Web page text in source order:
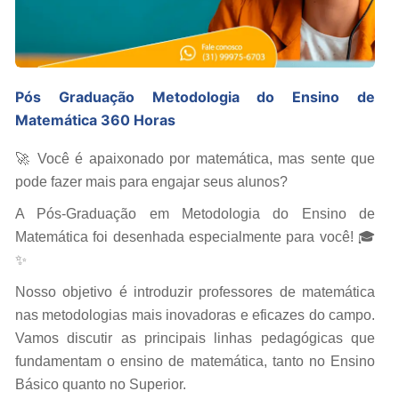
Pós Graduação Metodologia do Ensino de
Matemática 360 Horas
🚀 Você é apaixonado por matemática, mas sente que
pode fazer mais para engajar seus alunos?
A Pós-Graduação em Metodologia do Ensino de
Matemática foi desenhada especialmente para você! 🎓
✨
Nosso objetivo é introduzir professores de matemática
nas metodologias mais inovadoras e eficazes do campo.
Vamos discutir as principais linhas pedagógicas que
fundamentam o ensino de matemática, tanto no Ensino
Básico quanto no Superior.